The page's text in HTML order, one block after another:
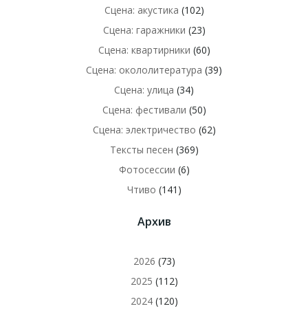
Сцена: акустика (102)
Сцена: гаражники (23)
Сцена: квартирники (60)
Сцена: окололитература (39)
Сцена: улица (34)
Сцена: фестивали (50)
Сцена: электричество (62)
Тексты песен (369)
Фотосессии (6)
Чтиво (141)
Архив
2026 (73)
2025 (112)
2024(120)